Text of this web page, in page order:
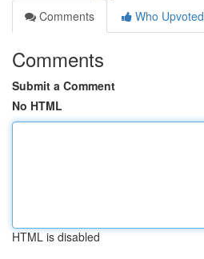
Comments
Who Upvoted
Comments
Submit a Comment
No HTML
HTML is disabled